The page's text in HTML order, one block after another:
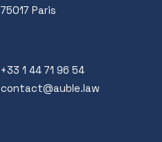
75017 Paris
+33 1 44 71 96 54
contact@auble.law